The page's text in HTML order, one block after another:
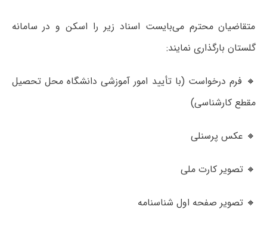
متقاضیان محترم می‌بایست اسناد زیر را اسکن و در سامانه
گلستان بارگذاری نمایند:
🔸 فرم درخواست (با تأیید امور آموزشی دانشگاه محل تحصیل
مقطع کارشناسی)
🔸 عکس پرسنلی
🔸 تصویر کارت ملی
🔸 تصویر صفحه اول شناسنامه